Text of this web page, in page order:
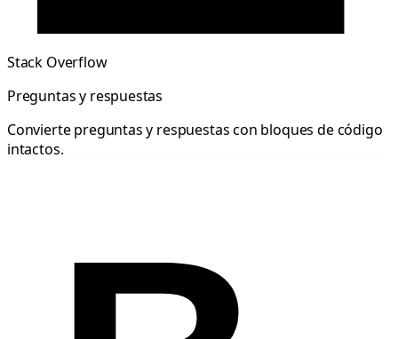
Stack Overflow
Preguntas y respuestas
Convierte preguntas y respuestas con bloques de código
intactos.